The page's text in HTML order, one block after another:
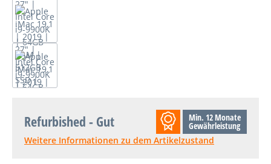
Refurbished - Gut Min. 12 Monate
Gewährleistung
Weitere Informationen zu dem Artikelzustand